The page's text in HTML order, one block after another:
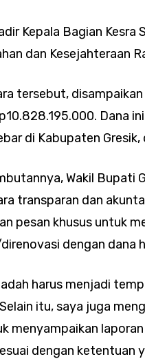
Kepala Bagian Kesra
dan Kesejahteraan
tersebut,
Dana
di Kabupaten
Wakil Bupati
transparan dan
pesan khusus untuk
dengan dana
harus menjadi
itu, saya juga
menyampaikan
dengan ketentuan